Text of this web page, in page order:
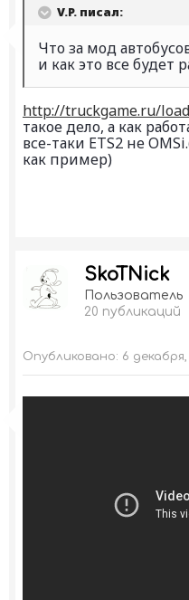
V.P. писал:
Что за мод
и как это все будет
http://truckgame.ru/
такое дело, а как
все-таки ETS2 не
как пример)
SkoTNick
Пользователь
20 публикаций
Опубликовано: 6 декабря,